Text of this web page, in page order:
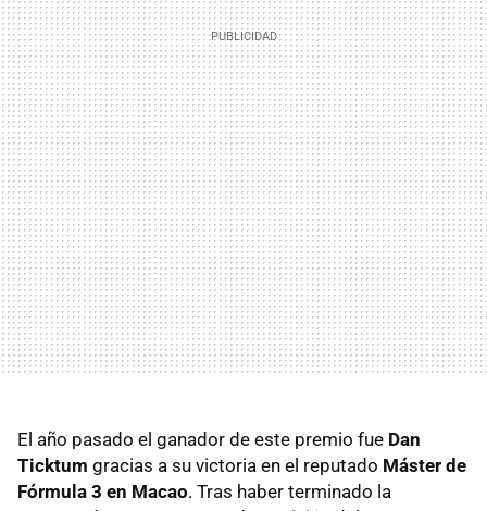
El año pasado el ganador de este premio fue Dan
Ticktum gracias a su victoria en el reputado Máster de
Fórmula 3 en Macao. Tras haber terminado la